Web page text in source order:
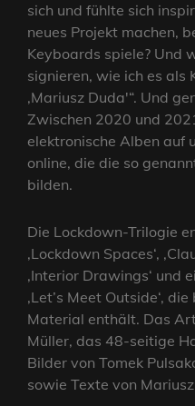
sich und fühlte sich
neues Projekt machen,
Keyboards spiele? Und
signieren, wie ich es als
‚Mariusz Duda'“. Und
Zwischen 2020 und
elektronische Alben auf
online, die die so
bilden.
Die Lockdown-Trilogie
‚Lockdown Spaces‘,
‚Interior Drawings‘ und
‚Let’s Meet Outside‘,
Material enthält. Das
Müller, das 48-seitige
Bilder von Tomek
sowie Texte von